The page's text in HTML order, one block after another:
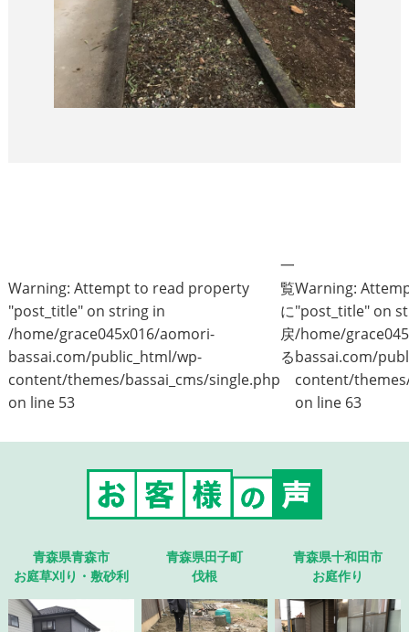
Warning: Attempt to read property
"post_title" on string in
/home/grace045x016/aomori-
bassai.com/public_html/wp-
content/themes/bassai_cms/single.php
on line 53
一
覧
に
戻
る
Warning:
"post_title" on
/home/
bassai.com/
content/
on line 63
青森県青森市
お庭草刈り・敷砂利
青森県田子町
伐根
青森県十和田市
お庭作り